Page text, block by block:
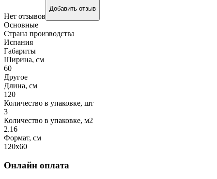
Нет отзывов
Добавить отзыв
Основные
Страна производства
Испания
Габариты
Ширина, см
60
Другое
Длина, см
120
Количество в упаковке, шт
3
Количество в упаковке, м2
2.16
Формат, см
120x60
Онлайн оплата